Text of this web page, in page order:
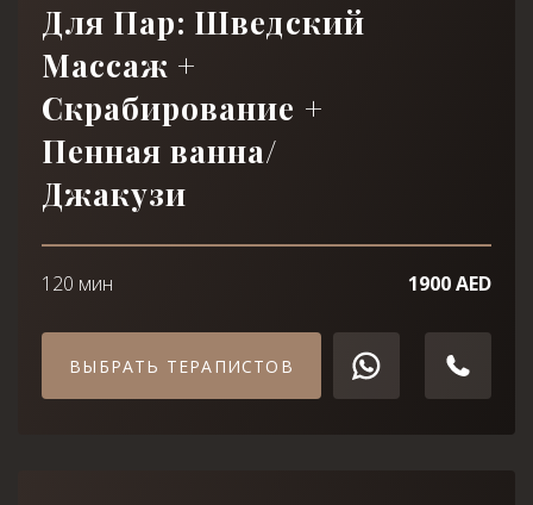
Для Пар: Шведский
Массаж +
Скрабирование +
Пенная ванна/
Джакузи
120 мин 1900 AED
ВЫБРАТЬ ТЕРАПИСТОВ